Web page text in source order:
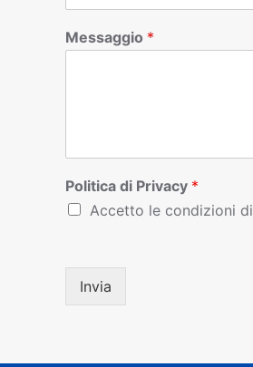
Messaggio *
Politica di Privacy *
Accetto le condizioni di
Invia